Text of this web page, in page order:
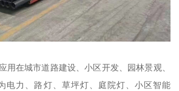
用在城市道路建设、小区开发、园林景观、
电力、路灯、草坪灯、庭院灯、小区智能